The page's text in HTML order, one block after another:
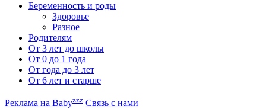
Беременность и роды
Здоровье
Разное
Родителям
От 3 лет до школы
От 0 до 1 года
От года до 3 лет
От 6 лет и старше
Реклама на Babyzzz Связь с нами